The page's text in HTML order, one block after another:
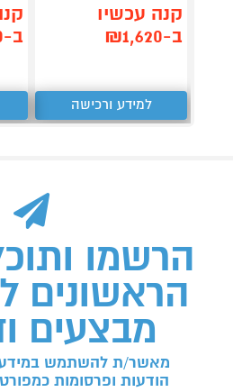
קנה עכשיו
ב-₪1,620
למידע ורכישה
ב-₪1,490
הרשמו
הראשונים
מבצעים
מאשר/ת להשתמש במידע
הודעות ופרסומות